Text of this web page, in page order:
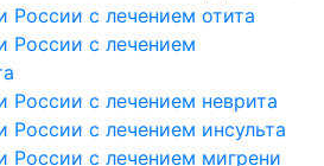
России с лечением отита
России с лечением
России с лечением неврита
России с лечением инсульта
России с лечением мигрени